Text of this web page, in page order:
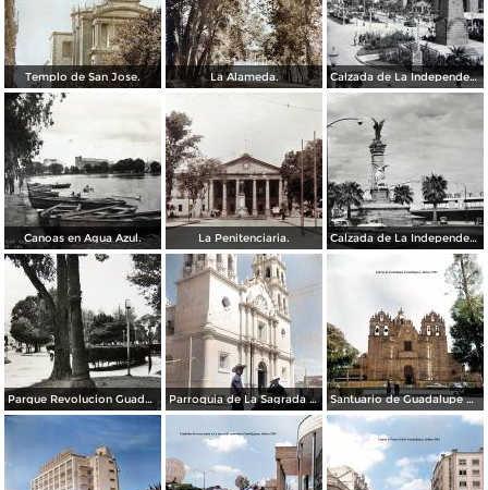
Templo de San Jose. La Alameda. Calzada de La Independencia y Mto. a Juarez Guadalajara, Jalisco. ( Circulada el 5 de Septiembre de 1929 ).
Canoas en Agua Azul. La Penitenciaria. Calzada de La Independencia Guadalajara, Jalisco.
Parque Revolucion Guadalajara, Jalisco. Parroquia de La Sagrada familia Guadalajara, Jalisco 1961. Santuario de Guadalupe Guadalajara, Jalisco 1961.